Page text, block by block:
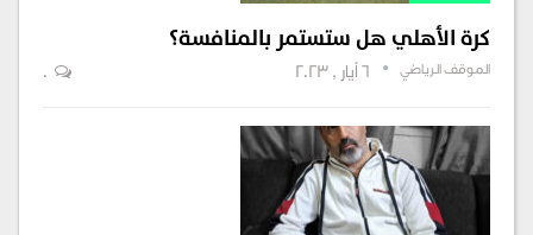
كرة الأهلي هل ستستمر بالمنافسة؟
الموقف الرياضي 0